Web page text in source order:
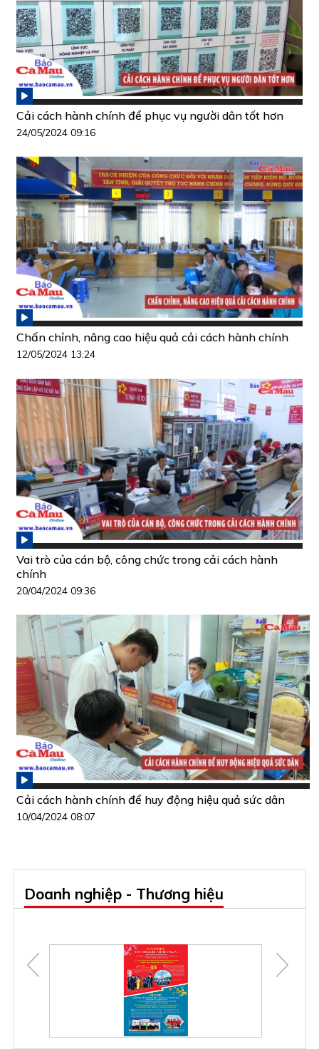
Cải cách hành chính để phục vụ người dân tốt hơn
24/05/2024 09:16
Chấn chỉnh, nâng cao hiệu quả cải cách hành chính
12/05/2024 13:24
Vai trò của cán bộ, công chức trong cải cách hành
chính
20/04/2024 09:36
Cải cách hành chính để huy động hiệu quả sức dân
10/04/2024 08:07
Doanh nghiệp - Thương hiệu